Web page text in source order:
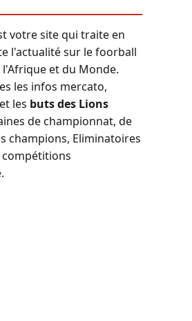
votre site qui traite en
l'actualité sur le foorball
l'Afrique et du Monde.
les infos mercato,
les buts des Lions
de championnat, de
champions, Eliminatoires